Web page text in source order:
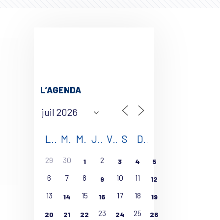
L’AGENDA
L M M J V S D
29 30 1 2 3 4 5
6 7 8 9 10 11 12
13 14 15 16 17 18 19
20 21 22 23 24 25 26